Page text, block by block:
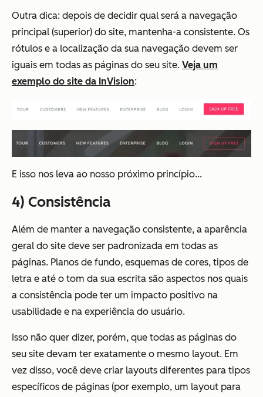
Outra dica: depois de decidir qual será a navegação
principal (superior) do site, mantenha-a consistente. Os
rótulos e a localização da sua navegação devem ser
iguais em todas as páginas do seu site. Veja um
exemplo do site da InVision:
E isso nos leva ao nosso próximo princípio...
4) Consistência
Além de manter a navegação consistente, a aparência
geral do site deve ser padronizada em todas as
páginas. Planos de fundo, esquemas de cores, tipos de
letra e até o tom da sua escrita são aspectos nos quais
a consistência pode ter um impacto positivo na
usabilidade e na experiência do usuário.
Isso não quer dizer, porém, que todas as páginas do
seu site devam ter exatamente o mesmo layout. Em
vez disso, você deve criar layouts diferentes para tipos
específicos de páginas (por exemplo, um layout para